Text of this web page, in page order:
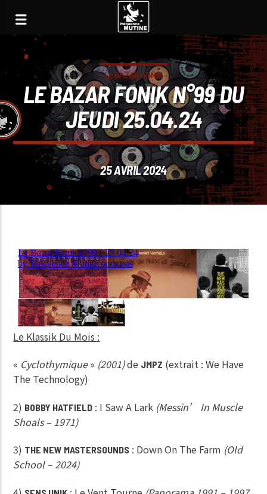
LE BAZAR FONIK
LE BAZAR FONIK N°99 DU
JEUDI 25.04.24
25 AVRIL 2024
Le Klassik Du Mois :
« Cyclothymique» (2001)de JMPZ (extrait : We Have
The Technology)
2) BOBBY HATFIELD : I Saw A Lark (Messin’ In Muscle
Shoals – 1971)
3) THE NEW MASTERSOUNDS : Down On The Farm (Old
School – 2024)